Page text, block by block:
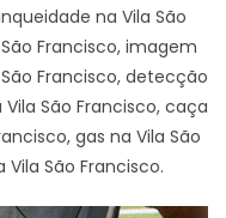
na Vila São
Francisco, imagem
Francisco, detecção
São Francisco, caça
gas na Vila São
São Francisco.